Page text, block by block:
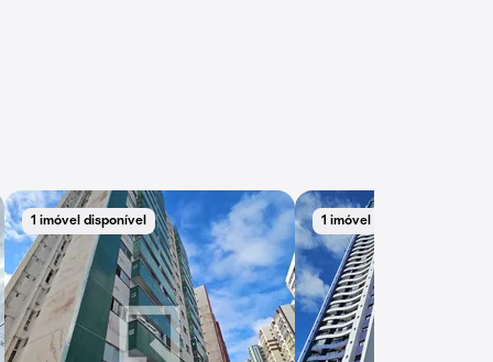
1 imóvel disponível 1 imóvel disponível